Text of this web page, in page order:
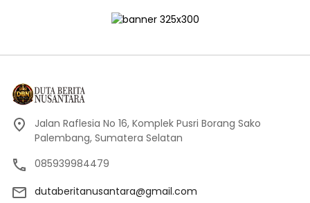
Jalan Raflesia No 16, Komplek Pusri Borang Sako
Palembang, Sumatera Selatan
085939984479
dutaberitanusantara@gmail.com